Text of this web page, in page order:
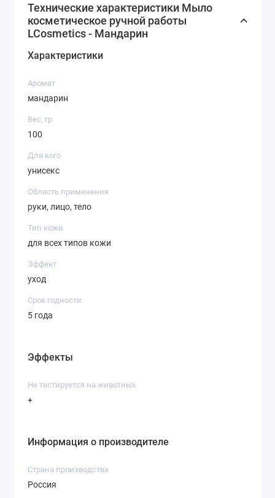
Технические характеристики Мыло
косметическое ручной работы
LCosmetics - Мандарин
Характеристики
Аромат
мандарин
Вес, гр
100
Для кого
унисекс
Область применения
руки, лицо, тело
Тип кожи
для всех типов кожи
Эффект
уход
Срок годности
5 года
Эффекты
Не тестируется на животных
+
Информация о производителе
Страна производства
Россия